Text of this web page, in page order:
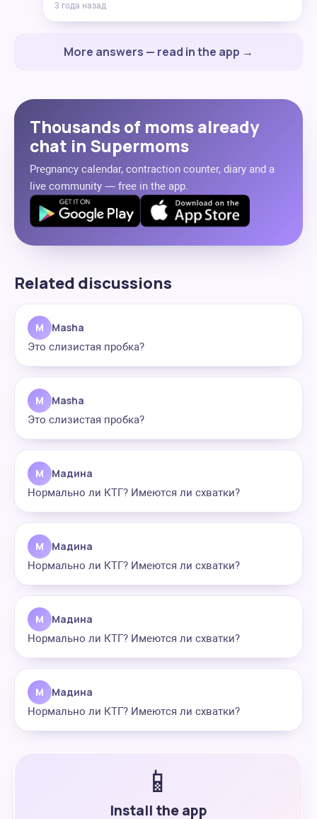
3 года назад
More answers — read in the app →
Thousands of moms already
chat in Supermoms
Pregnancy calendar, contraction counter, diary and a
live community — free in the app.
Related discussions
M Masha
Это слизистая пробка?
M Masha
Это слизистая пробка?
М Мадина
Нормально ли КТГ? Имеются ли схватки?
М Мадина
Нормально ли КТГ? Имеются ли схватки?
М Мадина
Нормально ли КТГ? Имеются ли схватки?
М Мадина
Нормально ли КТГ? Имеются ли схватки?
📱
Install the app